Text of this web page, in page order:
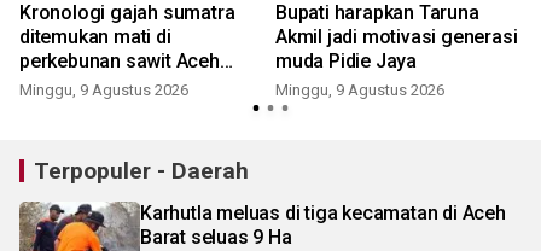
Kronologi gajah sumatra
ditemukan mati di
perkebunan sawit Aceh
Tamiang
Minggu, 9 Agustus 2026
Bupati harapkan Taruna
Akmil jadi motivasi generasi
muda Pidie Jaya
Minggu, 9 Agustus 2026
Terpopuler - Daerah
Karhutla meluas di tiga kecamatan di Aceh
Barat seluas 9 Ha